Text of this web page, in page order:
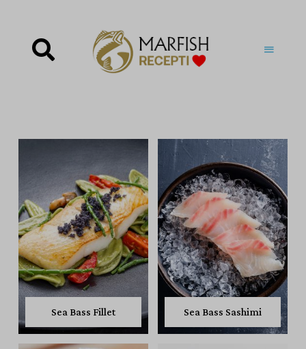
Sea Bass Fillet Sea Bass Sashimi